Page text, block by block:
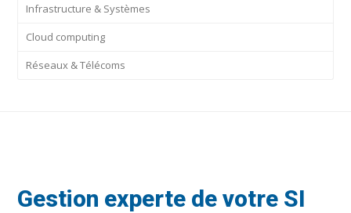
Infrastructure & Systèmes
Cloud computing
Réseaux & Télécoms
Gestion experte de votre SI